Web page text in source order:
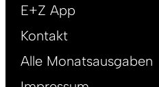
E+Z App
Kontakt
Alle Monatsausgaben